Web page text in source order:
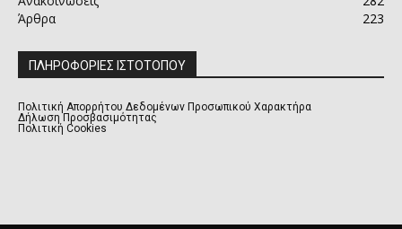
Άρθρα
223
ΠΛΗΡΟΦΟΡΙΕΣ ΙΣΤΟΤΟΠΟΥ
Πολιτική Απορρήτου Δεδομένων Προσωπικού Χαρακτήρα
Δήλωση Προσβασιμότητας
Πολιτική Cookies